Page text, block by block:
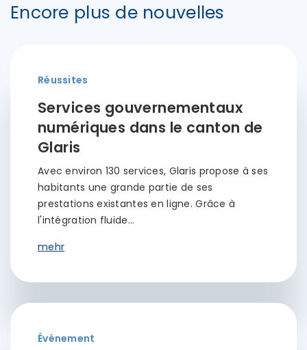
Encore plus de nouvelles
Réussites
Services gouvernementaux
numériques dans le canton de
Glaris
Avec environ 130 services, Glaris propose à ses
habitants une grande partie de ses
prestations existantes en ligne. Grâce à
l'intégration fluide…
mehr
Événement